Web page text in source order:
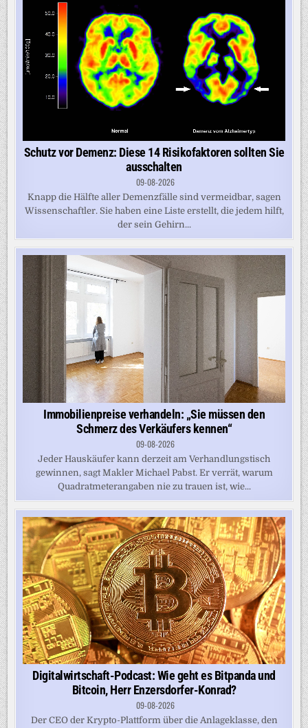
Schutz vor Demenz: Diese 14 Risikofaktoren sollten Sie
ausschalten
09-08-2026
Knapp die Hälfte aller Demenzfälle sind vermeidbar, sagen
Wissenschaftler. Sie haben eine Liste erstellt, die jedem hilft,
der sein Gehirn...
Immobilienpreise verhandeln: „Sie müssen den
Schmerz des Verkäufers kennen“
09-08-2026
Jeder Hauskäufer kann derzeit am Verhandlungstisch
gewinnen, sagt Makler Michael Pabst. Er verrät, warum
Quadratmeterangaben nie zu trauen ist, wie...
Digitalwirtschaft-Podcast: Wie geht es Bitpanda und
Bitcoin, Herr Enzersdorfer-Konrad?
09-08-2026
Der CEO der Krypto-Plattform über die Anlageklasse, den